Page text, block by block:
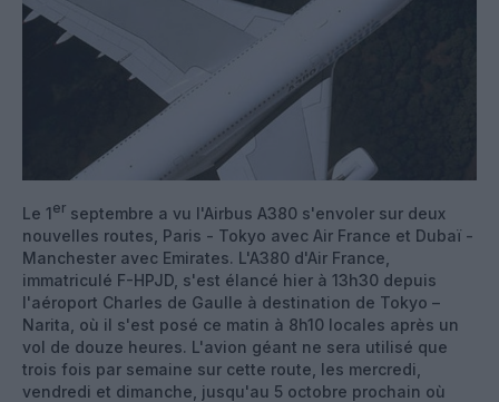
Le 1er septembre a vu l'Airbus A380 s'envoler sur deux
nouvelles routes, Paris - Tokyo avec Air France et Dubaï -
Manchester avec Emirates. L'A380 d'Air France,
immatriculé F-HPJD, s'est élancé hier à 13h30 depuis
l'aéroport Charles de Gaulle à destination de Tokyo –
Narita, où il s'est posé ce matin à 8h10 locales après un
vol de douze heures. L'avion géant ne sera utilisé que
trois fois par semaine sur cette route, les mercredi,
vendredi et dimanche, jusqu'au 5 octobre prochain où